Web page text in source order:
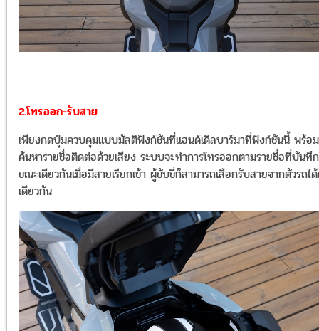
2.โทรออก-รับสาย
เพียงกดปุ่มควบคุมแบบมัลติฟังก์ชันที่แฮนด์เดิลบาร์มาที่ฟังก์ชันนี้ พร้อม
ค้นหารายชื่อติดต่อด้วยเสียง ระบบจะทำการโทรออกตามรายชื่อที่บันทึก
ขณะเดียวกันเมื่อมีสายเรียกเข้า ผู้ขับขี่ก็สามารถเลือกรับสายจากตัวรถได้
เดียวกัน